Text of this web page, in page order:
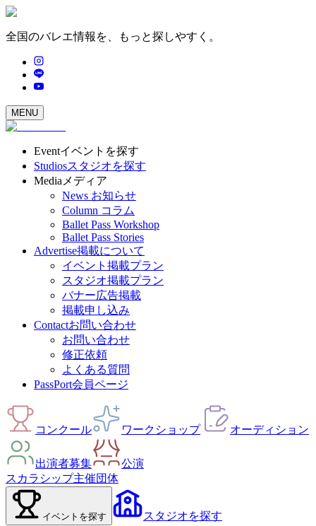
全国のバレエ情報を、もっと探しやすく。
MENU
Eventイベントを探す
Studiosスタジオを探す
Media メディア
News お知らせ
Column コラム
Ballet Pass Workshop
Ballet Pass Stories
Advertise掲載について
イベント掲載プラン
スタジオ掲載プラン
バナー広告掲載
掲載申し込み
Contactお問い合わせ
お問い合わせ
修正依頼
よくある質問
PassPort会員ページ
コンクール ワークショップ オーディション
出演者募集
公演
スカラシップ主催団体
イベント を探す スタジオを探す